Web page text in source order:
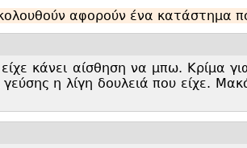
αφορούν ένα κατάστημα
κάνει αίσθηση να μπω. Κρίμα
η λίγη δουλειά που είχε.